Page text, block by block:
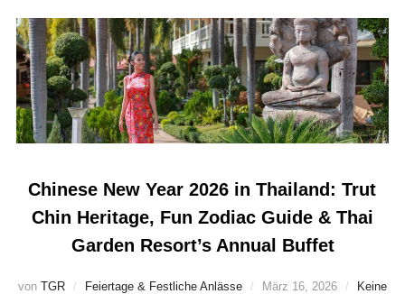
Chinese New Year 2026 in Thailand: Trut
Chin Heritage, Fun Zodiac Guide & Thai
Garden Resort’s Annual Buffet
von TGR Feiertage & Festliche Anlässe März 16, 2026
Keine